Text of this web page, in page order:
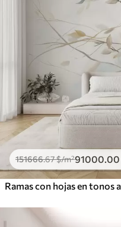
151666.67$/m²91000.00